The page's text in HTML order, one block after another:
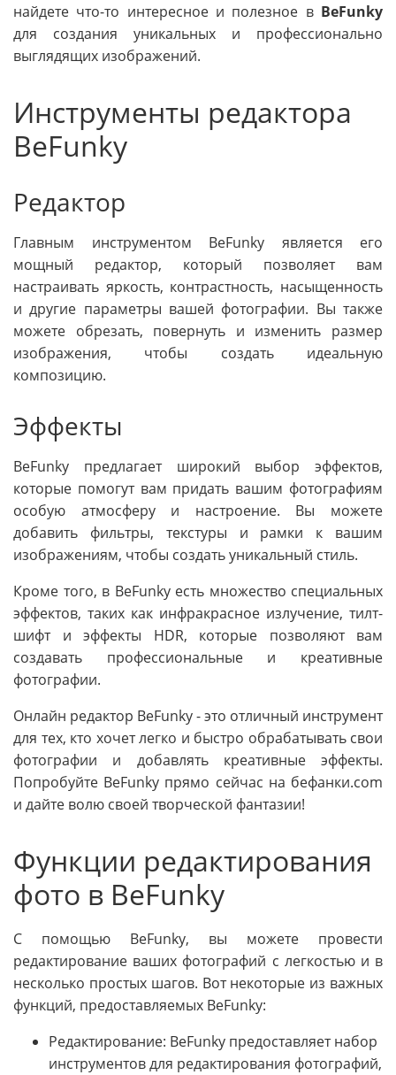
найдете что-то интересное и полезное в BeFunky
для создания уникальных и профессионально
выглядящих изображений.
Инструменты редактора
BeFunky
Редактор
Главным инструментом BeFunky является его
мощный редактор, который позволяет вам
настраивать яркость, контрастность, насыщенность
и другие параметры вашей фотографии. Вы также
можете обрезать, повернуть и изменить размер
изображения, чтобы создать идеальную
композицию.
Эффекты
BeFunky предлагает широкий выбор эффектов,
которые помогут вам придать вашим фотографиям
особую атмосферу и настроение. Вы можете
добавить фильтры, текстуры и рамки к вашим
изображениям, чтобы создать уникальный стиль.
Кроме того, в BeFunky есть множество специальных
эффектов, таких как инфракрасное излучение, тилт-
шифт и эффекты HDR, которые позволяют вам
создавать профессиональные и креативные
фотографии.
Онлайн редактор BeFunky - это отличный инструмент
для тех, кто хочет легко и быстро обрабатывать свои
фотографии и добавлять креативные эффекты.
Попробуйте BeFunky прямо сейчас на бефанки.com
и дайте волю своей творческой фантазии!
Функции редактирования
фото в BeFunky
С помощью BeFunky, вы можете провести
редактирование ваших фотографий с легкостью и в
несколько простых шагов. Вот некоторые из важных
функций, предоставляемых BeFunky:
Редактирование: BeFunky предоставляет набор
инструментов для редактирования фотографий,